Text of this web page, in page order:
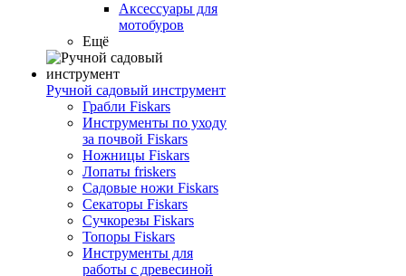
Аксессуары для
мотобуров
Ещё
Ручной садовый инструмент
Грабли Fiskars
Инструменты по уходу
за почвой Fiskars
Ножницы Fiskars
Лопаты friskers
Садовые ножи Fiskars
Секаторы Fiskars
Сучкорезы Fiskars
Топоры Fiskars
Инструменты для
работы с древесиной